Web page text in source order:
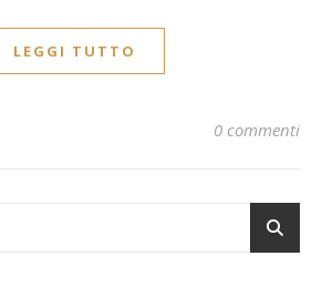
LEGGI TUTTO
0 commenti